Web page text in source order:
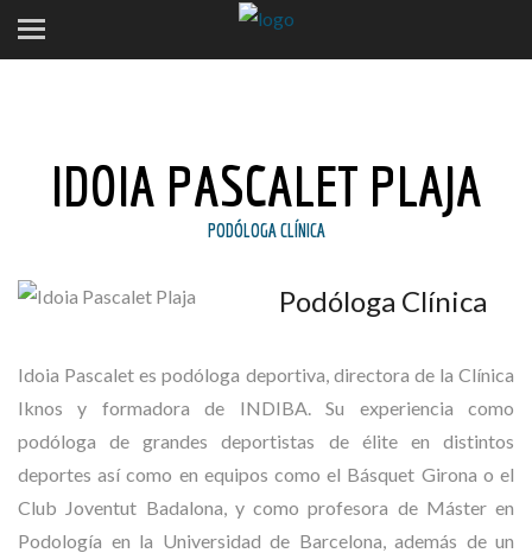
IDOIA PASCALET PLAJA
PODÓLOGA CLÍNICA
Podóloga Clínica
Idoia Pascalet es podóloga deportiva, directora de la Clínica
Iknos y formadora de INDIBA. Su experiencia como
podóloga de grandes deportistas de élite en distintos
deportes así como en equipos como el Básquet Girona o el
Club Joventut Badalona, y como profesora de Máster en
Podología en la Universidad de Barcelona, además de un